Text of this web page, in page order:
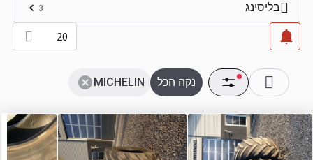
בליסינג 3
20
MICHELIN נקה הכל